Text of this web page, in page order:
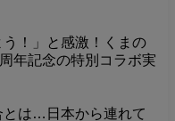
！」と感激！くまの
年記念の特別コラボ実
とは…日本から連れて